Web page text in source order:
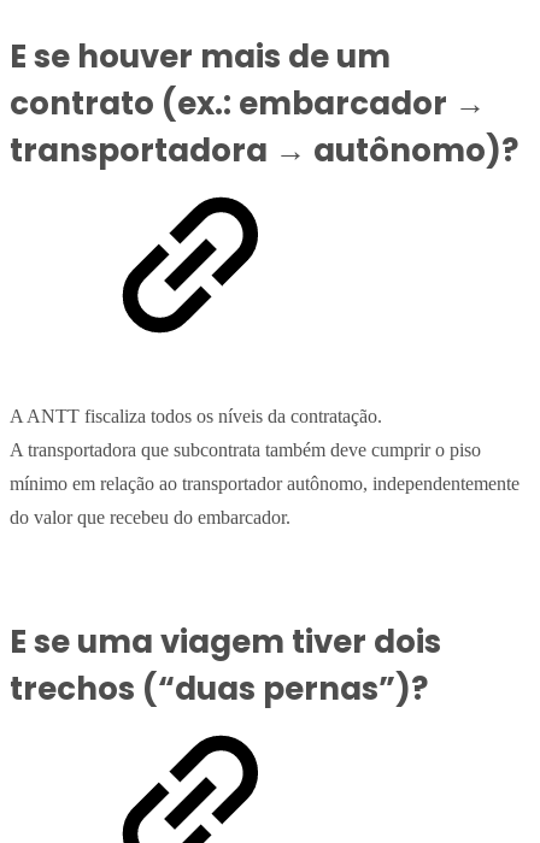
E se houver mais de um
contrato (ex.: embarcador →
transportadora → autônomo)?
A ANTT fiscaliza todos os níveis da contratação.
A transportadora que subcontrata também deve cumprir o piso
mínimo em relação ao transportador autônomo, independentemente
do valor que recebeu do embarcador.
E se uma viagem tiver dois
trechos (“duas pernas”)?